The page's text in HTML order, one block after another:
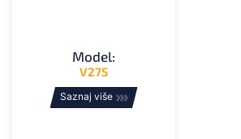
Model:
V275
Saznaj više